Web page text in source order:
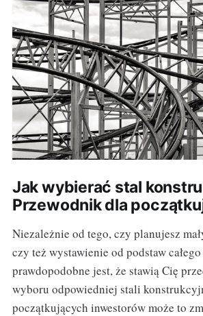
Jak wybierać stal
Przewodnik dla
Niezależnie od tego, czy planujesz
czy też wystawienie od podstaw
prawdopodobne jest, że stawią Cię
wyboru odpowiedniej stali
początkujących inwestorów może to